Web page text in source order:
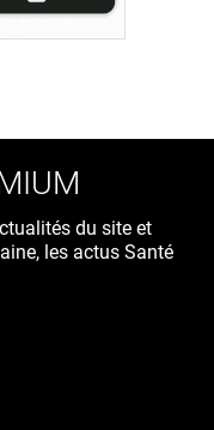
du site et
les actus Santé